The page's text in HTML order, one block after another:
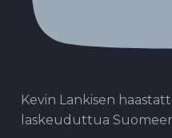
Kevin Lankisen
laskeuduttua